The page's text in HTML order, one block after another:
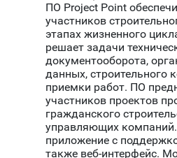
ПО Project Point
участников
этапах жизненного
решает задачи
документооборота,
данных, строительного
приемки работ. ПО
участников проектов
гражданского
управляющих
приложение с
также веб-интерфейс.